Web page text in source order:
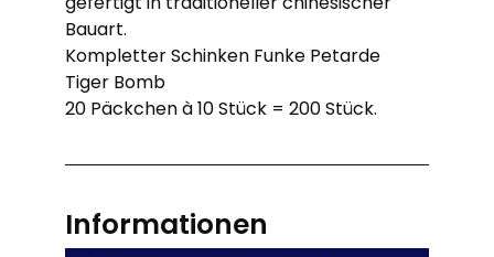
Bauart.
Kompletter Schinken Funke Petarde
Tiger Bomb
20 Päckchen à 10 Stück = 200 Stück.
Informationen